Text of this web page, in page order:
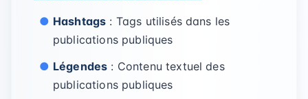
Hashtags : Tags utilisés dans les
publications publiques
Légendes : Contenu textuel des
publications publiques